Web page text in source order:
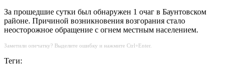
За прошедшие сутки был обнаружен 1 очаг в Баунтовском
районе. Причиной возникновения возгорания стало
неосторожное обращение с огнем местным населением.
Заметили опечатку? Выделите ошибку и нажмите Ctrl+Enter.
Теги: